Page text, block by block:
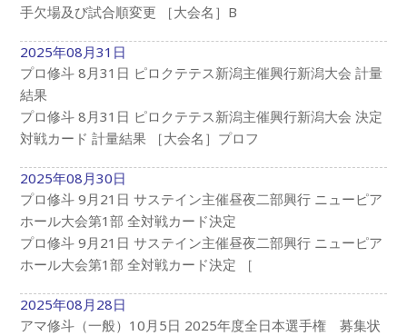
手欠場及び試合順変更 ［大会名］B
2025年08月31日
プロ修斗 8月31日 ピロクテテス新潟主催興行新潟大会 計量
結果
プロ修斗 8月31日 ピロクテテス新潟主催興行新潟大会 決定
対戦カード 計量結果 ［大会名］プロフ
2025年08月30日
プロ修斗 9月21日 サステイン主催昼夜二部興行 ニューピア
ホール大会第1部 全対戦カード決定
プロ修斗 9月21日 サステイン主催昼夜二部興行 ニューピア
ホール大会第1部 全対戦カード決定 ［
2025年08月28日
アマ修斗（一般）10月5日 2025年度全日本選手権 募集状